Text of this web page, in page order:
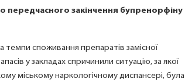
закінчення бупренорфіну
темпи споживання препаратів замісної
у закладах спричинили ситуацію, за якої
міському наркологічному диспансері, була